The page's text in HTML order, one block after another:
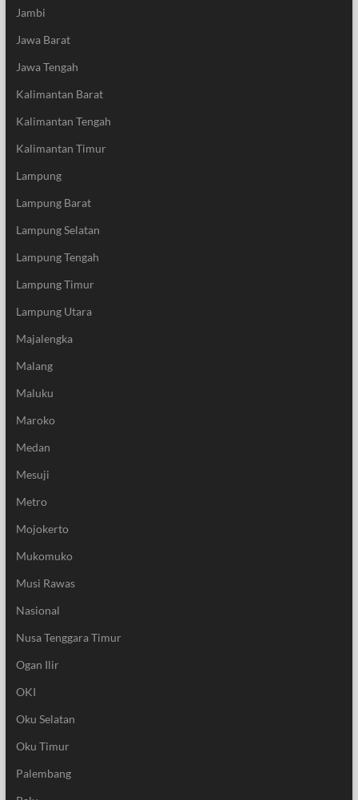
Jambi
Jawa Barat
Jawa Tengah
Kalimantan Barat
Kalimantan Tengah
Kalimantan Timur
Lampung
Lampung Barat
Lampung Selatan
Lampung Tengah
Lampung Timur
Lampung Utara
Majalengka
Malang
Maluku
Maroko
Medan
Mesuji
Metro
Mojokerto
Mukomuko
Musi Rawas
Nasional
Nusa Tenggara Timur
Ogan Ilir
OKI
Oku Selatan
Oku Timur
Palembang